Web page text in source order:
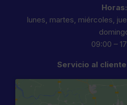
Horas:
lunes, martes, miércoles,
09:00 –
Servicio al